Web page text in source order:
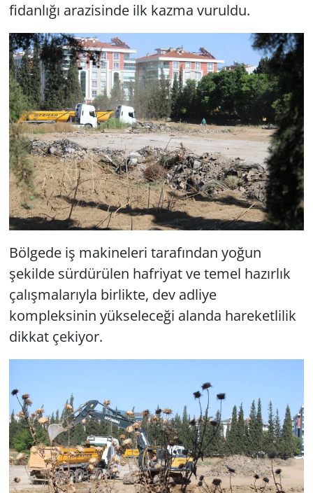
fidanlığı arazisinde ilk kazma vuruldu.
Bölgede iş makineleri tarafından yoğun
şekilde sürdürülen hafriyat ve temel hazırlık
çalışmalarıyla birlikte, dev adliye
kompleksinin yükseleceği alanda hareketlilik
dikkat çekiyor.